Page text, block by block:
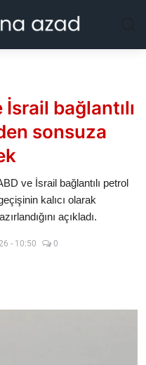
bağlantılı
sonsuza
ve İsrail bağlantılı petrol
kalıcı olarak
açıkladı.
- 10:50 0